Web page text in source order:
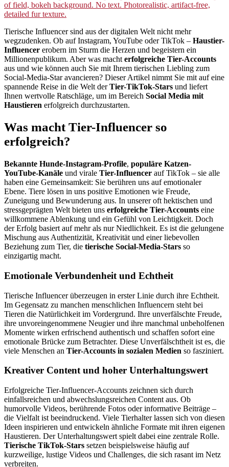
Tierische Influencer sind aus der digitalen Welt nicht mehr
wegzudenken. Ob auf Instagram, YouTube oder TikTok – Haustier-
Influencer erobern im Sturm die Herzen und begeistern ein
Millionenpublikum. Aber was macht erfolgreiche Tier-Accounts
aus und wie können auch Sie mit Ihrem tierischen Liebling zum
Social-Media-Star avancieren? Dieser Artikel nimmt Sie mit auf eine
spannende Reise in die Welt derTier-TikTok-Stars und liefert
Ihnen wertvolle Ratschläge, um im Bereich Social Media mit
Haustieren erfolgreich durchzustarten.
Was macht Tier-Influencer so
erfolgreich?
Bekannte Hunde-Instagram-Profile, populäre Katzen-
YouTube-Kanäle und virale Tier-Influencer auf TikTok – sie alle
haben eine Gemeinsamkeit: Sie berühren uns auf emotionaler
Ebene. Tiere lösen in uns positive Emotionen wie Freude,
Zuneigung und Bewunderung aus. In unserer oft hektischen und
stressgeprägten Welt bieten uns erfolgreiche Tier-Accounts eine
willkommene Ablenkung und ein Gefühl von Leichtigkeit. Doch
der Erfolg basiert auf mehr als nur Niedlichkeit. Es ist die gelungene
Mischung aus Authentizität, Kreativität und einer liebevollen
Beziehung zum Tier, die tierische Social-Media-Stars so
einzigartig macht.
Emotionale Verbundenheit und Echtheit
Tierische Influencer überzeugen in erster Linie durch ihre Echtheit.
Im Gegensatz zu manchen menschlichen Influencern steht bei
Tieren die Natürlichkeit im Vordergrund. Ihre unverfälschte Freude,
ihre unvoreingenommene Neugier und ihre manchmal unbeholfenen
Momente wirken erfrischend authentisch und schaffen sofort eine
emotionale Brücke zum Betrachter. Diese Unverfälschtheit ist es, die
viele Menschen an Tier-Accounts in sozialen Medien so fasziniert.
Kreativer Content und hoher Unterhaltungswert
Erfolgreiche Tier-Influencer-Accounts zeichnen sich durch
einfallsreichen und abwechslungsreichen Content aus. Ob
humorvolle Videos, berührende Fotos oder informative Beiträge –
die Vielfalt ist beeindruckend. Viele Tierhalter lassen sich von diesen
Ideen inspirieren und entwickeln ähnliche Formate mit ihren eigenen
Haustieren. Der Unterhaltungswert spielt dabei eine zentrale Rolle.
Tierische TikTok-Stars setzen beispielsweise häufig auf
kurzweilige, lustige Videos und Challenges, die sich rasant im Netz
verbreiten.